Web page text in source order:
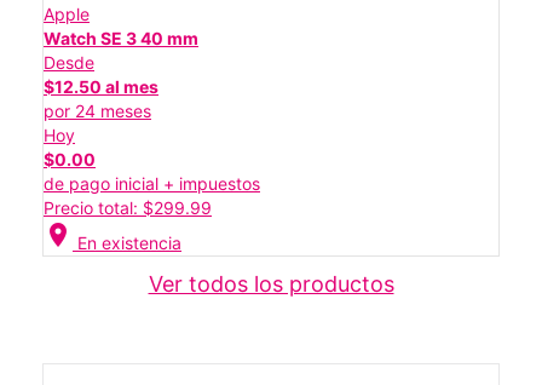
Apple
Watch SE 3 40 mm
Desde
$12.50 al mes
por 24 meses
Hoy
$0.00
de pago inicial + impuestos
Precio total: $299.99
location_on En existencia
Ver todos los productos